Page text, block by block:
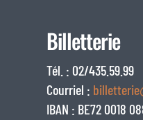
Billetterie
Tél. : 02/435.59.99
Courriel :
IBAN : BE72 0018